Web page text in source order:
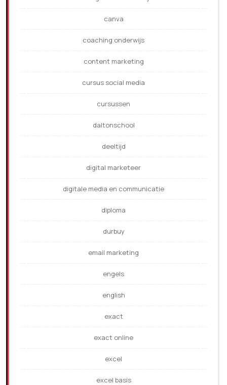
canva
coaching onderwijs
content marketing
cursus social media
cursussen
daltonschool
deeltijd
digital marketeer
digitale media en communicatie
diploma
durbuy
email marketing
engels
english
exact
exact online
excel
excel basis